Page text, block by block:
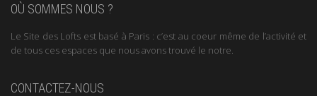
OÙ SOMMES NOUS ?
Le Site des Lofts est basé à Paris : c’est au coeur même de l’activité et
de tous ces espaces que nous avons trouvé le notre.
CONTACTEZ-NOUS